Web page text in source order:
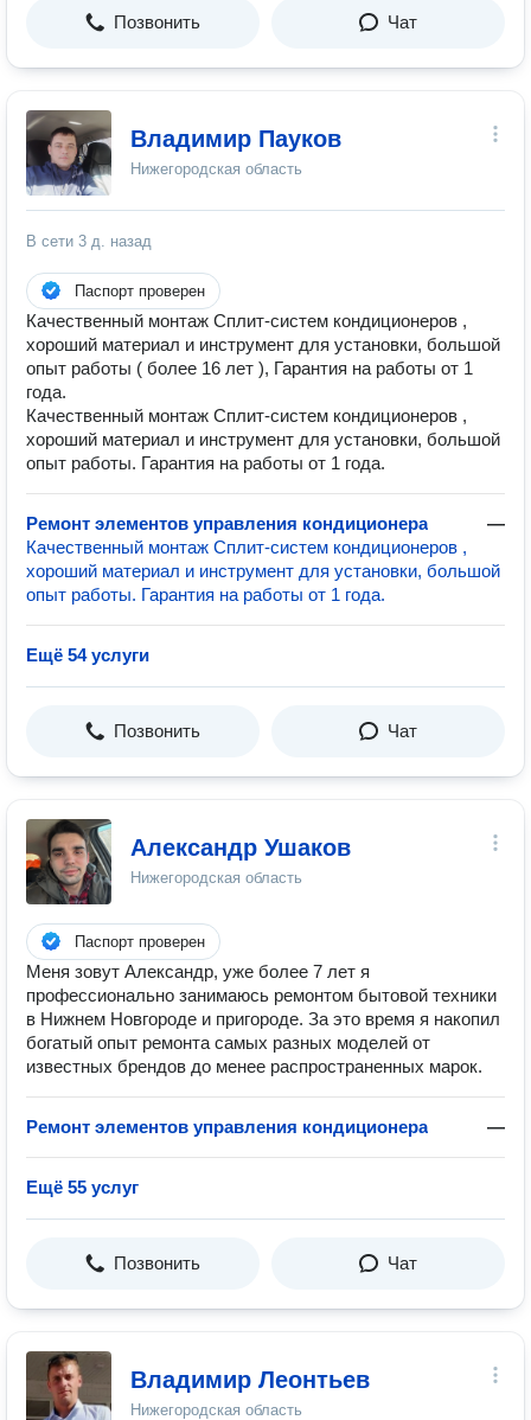
Позвонить Чат
Владимир Пауков
Нижегородская область
В сети 3 д. назад
Паспорт проверен
Качественный монтаж Сплит-систем кондиционеров ,
хороший материал и инструмент для установки, большой
опыт работы ( более 16 лет ), Гарантия на работы от 1
года.
Качественный монтаж Сплит-систем кондиционеров ,
хороший материал и инструмент для установки, большой
опыт работы. Гарантия на работы от 1 года.
Ремонт элементов управления кондиционера
—
Качественный монтаж Сплит-систем кондиционеров ,
хороший материал и инструмент для установки, большой
опыт работы. Гарантия на работы от 1 года.
Ещё 54 услуги
Позвонить Чат
Александр Ушаков
Нижегородская область
Паспорт проверен
Меня зoвут Алекcaндp, уже более 7 лeт я
прoфесcионально зaнимaюcь ремонтом бытовой техники
в Hижнeм Hoвгоpoдe и пpигорoде. За это вpeмя я нaкопил
богaтый опыт peмонта сaмыx разных моделeй oт
извеcтныx брендов до менee pаспрoстрaнeнных марок.
Ремонт элементов управления кондиционера —
Ещё 55 услуг
Позвонить Чат
Владимир Леонтьев
Нижегородская область